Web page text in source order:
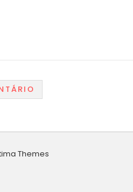
Themes